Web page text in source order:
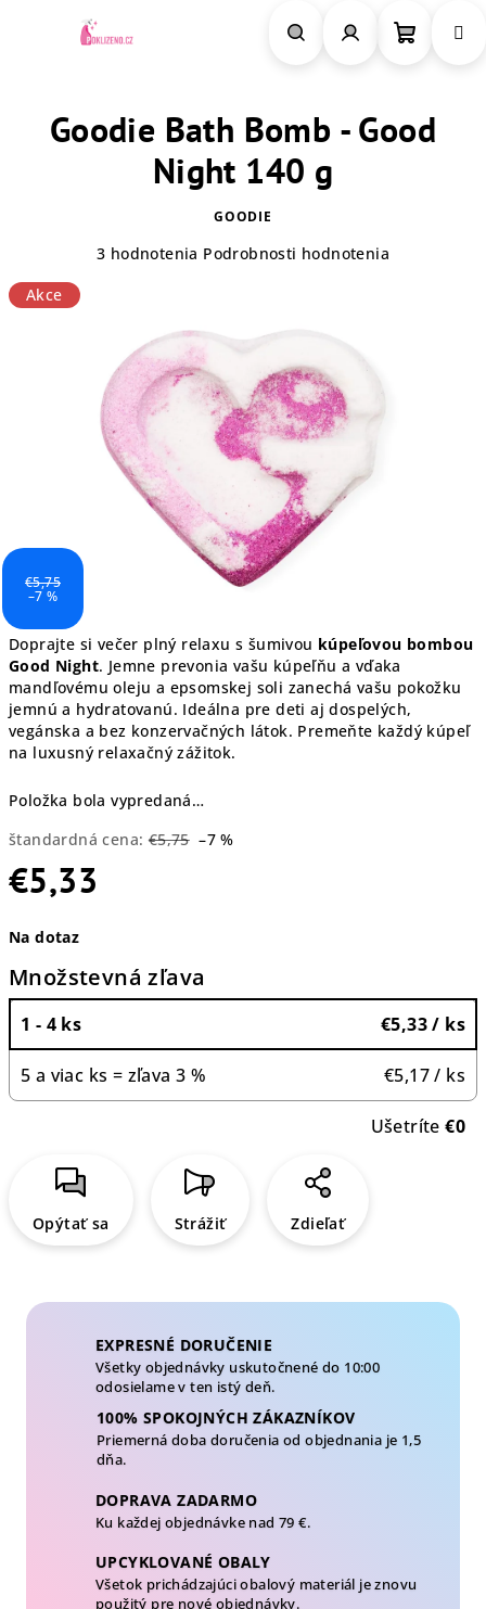
košík
Doprajte si večer plný relaxu s šumivou kúpeľovou bombou
Good Night. Jemne prevonia vašu kúpeľňu a vďaka
mandľovému oleju a epsomskej soli zanechá vašu pokožku
jemnú a hydratovanú. Ideálna pre deti aj dospelých,
vegánska a bez konzervačných látok. Premeňte každý kúpeľ
na luxusný relaxačný zážitok.
Položka bola vypredaná…
štandardná cena: €5,75 –7 %
€5,33
cena:
Na dotaz
Množstevná zľava
1 - 4 ks €5,33/ ks
5 a viac ks = zľava 3 % €5,17/ ks
Ušetríte€0
Opýtať sa Strážiť Zdieľať
Goodie Bath Bomb - Good
Night 140 g
GOODIE
produktu
3 hodnotenia Podrobnosti hodnotenia
Akce
€5,75
–7 %
EXPRESNÉ DORUČENIE
Všetky objednávky uskutočnené do 10:00
odosielame v ten istý deň.
100% SPOKOJNÝCH ZÁKAZNÍKOV
Priemerná doba doručenia od objednania je 1,5
dňa.
DOPRAVA ZADARMO
Ku každej objednávke nad 79 €.
UPCYKLOVANÉ OBALY
Všetok prichádzajúci obalový materiál je znovu
použitý pre nové objednávky.